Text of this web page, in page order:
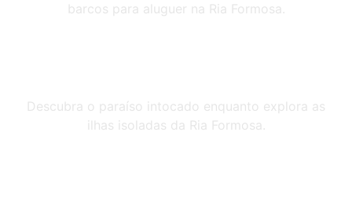
barcos para aluguer na Ria Formosa.
Descubra o paraíso intocado enquanto explora as
ilhas isoladas da Ria Formosa.